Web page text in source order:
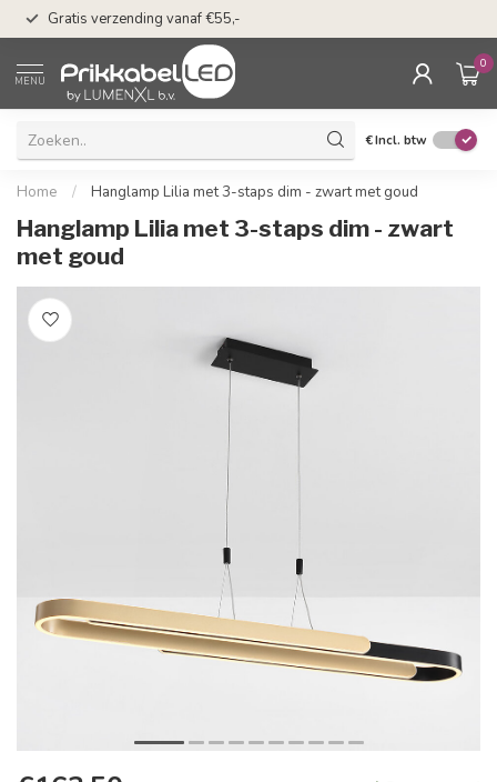
Gratis verzending vanaf €55,-
MENU
0
€Incl. btw
Home / Hanglamp Lilia met 3-staps dim - zwart met goud
Hanglamp Lilia met 3-staps dim - zwart
met goud